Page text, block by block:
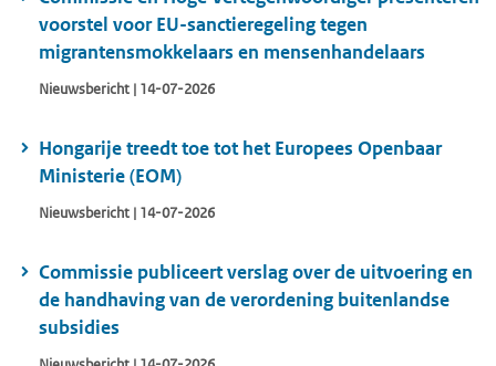
voorstel voor EU-sanctieregeling tegen
migrantensmokkelaars en mensenhandelaars
Nieuwsbericht | 14-07-2026
Hongarije treedt toe tot het Europees Openbaar
Ministerie (EOM)
Nieuwsbericht | 14-07-2026
Commissie publiceert verslag over de uitvoering en
de handhaving van de verordening buitenlandse
subsidies